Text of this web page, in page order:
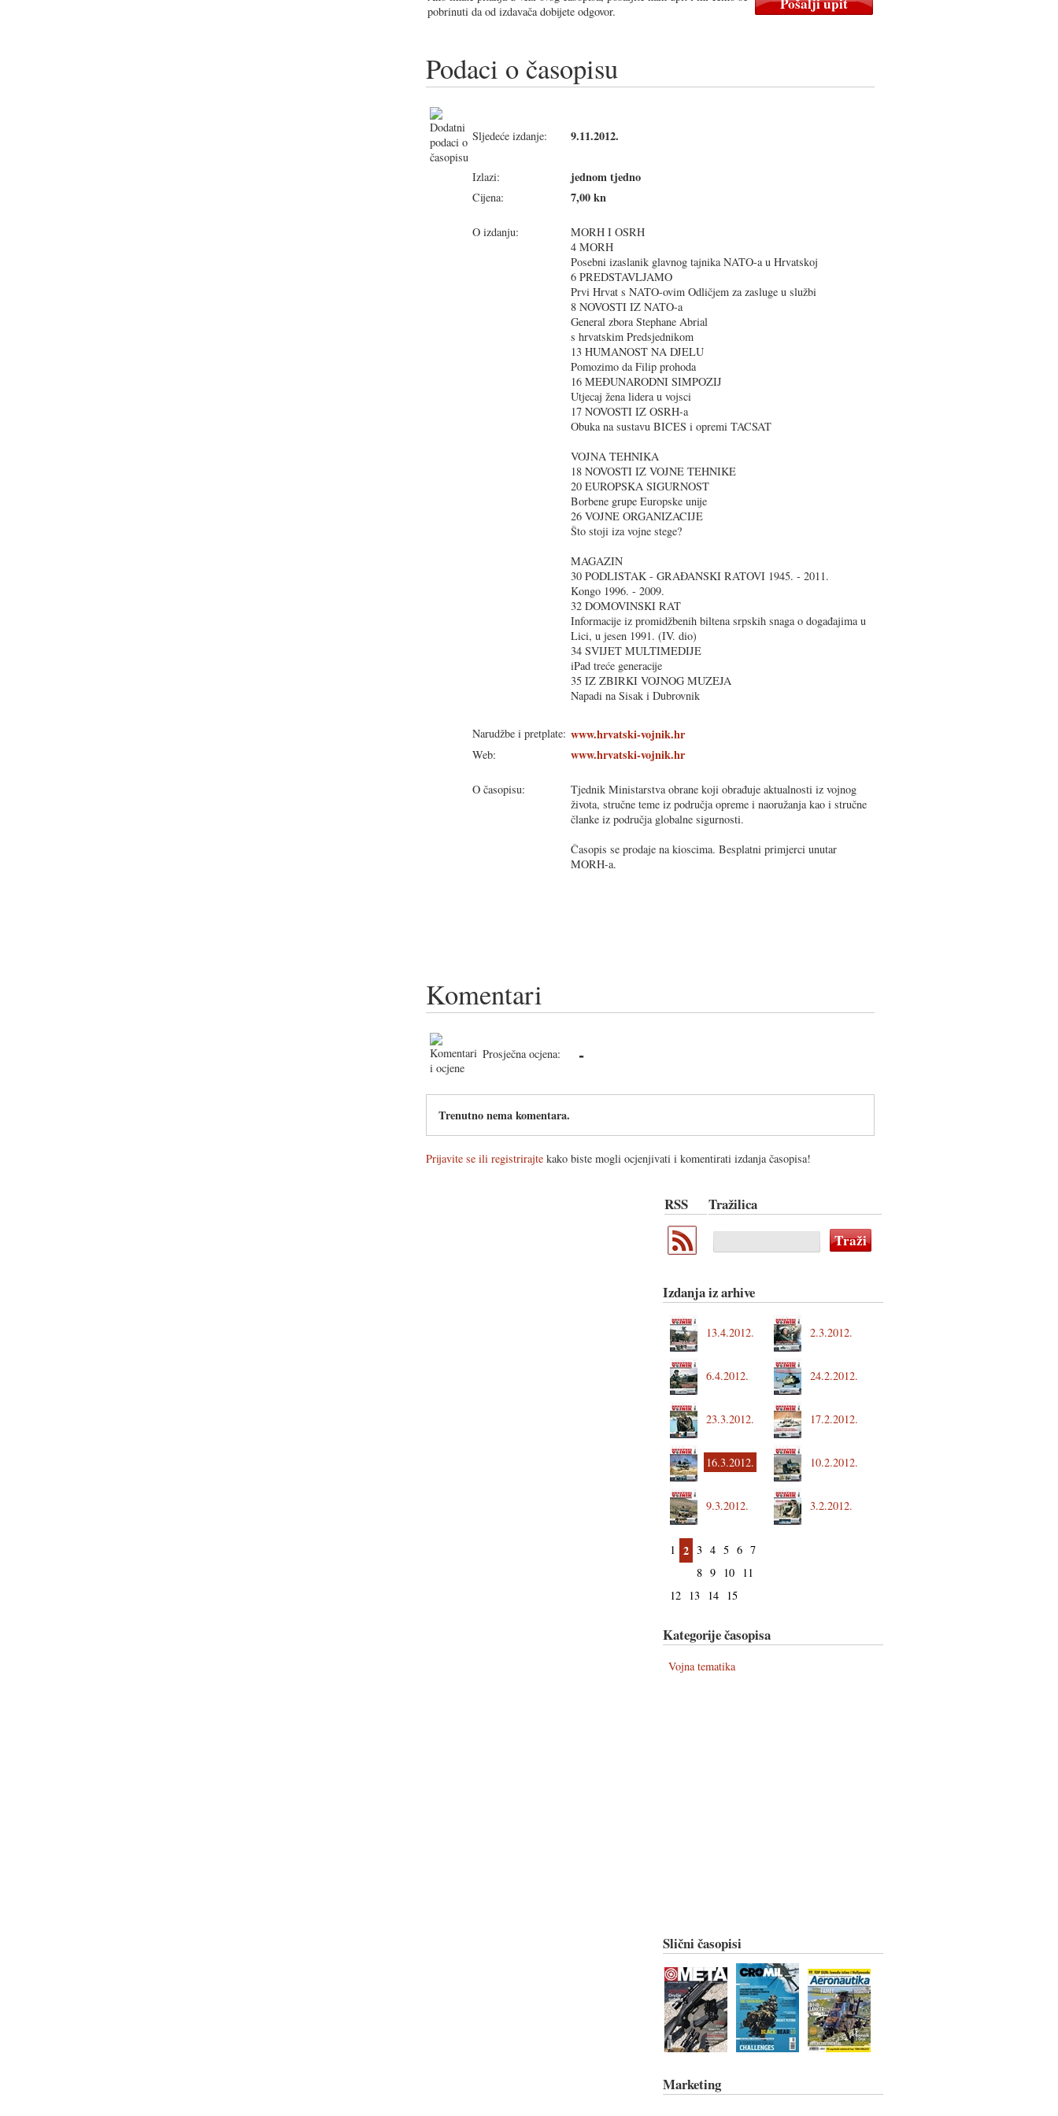
pobrinuti da od izdavača dobijete odgovor.
Podaci o časopisu
Sljedeće izdanje: 9.11.2012.
Izlazi: jednom tjedno
Cijena: 7,00 kn
O izdanju:
MORH I OSRH
4 MORH
Posebni izaslanik glavnog tajnika NATO-a u Hrvatskoj
6 PREDSTAVLJAMO
Prvi Hrvat s NATO-ovim Odličjem za zasluge u službi
8 NOVOSTI IZ NATO-a
General zbora Stephane Abrial
s hrvatskim Predsjednikom
13 HUMANOST NA DJELU
Pomozimo da Filip prohoda
16 MEĐUNARODNI SIMPOZIJ
Utjecaj žena lidera u vojsci
17 NOVOSTI IZ OSRH-a
Obuka na sustavu BICES i opremi TACSAT
VOJNA TEHNIKA
18 NOVOSTI IZ VOJNE TEHNIKE
20 EUROPSKA SIGURNOST
Borbene grupe Europske unije
26 VOJNE ORGANIZACIJE
Što stoji iza vojne stege?
MAGAZIN
30 PODLISTAK - GRAĐANSKI RATOVI 1945. - 2011.
Kongo 1996. - 2009.
32 DOMOVINSKI RAT
Informacije iz promidžbenih biltena srpskih snaga o događajima u
Lici, u jesen 1991. (IV. dio)
34 SVIJET MULTIMEDIJE
iPad treće generacije
35 IZ ZBIRKI VOJNOG MUZEJA
Napadi na Sisak i Dubrovnik
Narudžbe i pretplate: www.hrvatski-vojnik.hr
Web: www.hrvatski-vojnik.hr
O časopisu:
Tjednik Ministarstva obrane koji obrađuje aktualnosti iz vojnog
života, stručne teme iz područja opreme i naoružanja kao i stručne
članke iz područja globalne sigurnosti.
Časopis se prodaje na kioscima. Besplatni primjerci unutar
MORH-a.
Komentari
Prosječna ocjena: -
Trenutno nema komentara.
Prijavite se ili registrirajte kako biste mogli ocjenjivati i komentirati izdanja časopisa!
RSS Tražilica
Izdanja iz arhive
13.4.2012. 2.3.2012.
6.4.2012. 24.2.2012.
23.3.2012. 17.2.2012.
16.3.2012. 10.2.2012.
9.3.2012. 3.2.2012.
1 2 3 4 5 6 7
8 9 10
11
12
13 14 15
Kategorije časopisa
Vojna tematika
Slični časopisi
Marketing